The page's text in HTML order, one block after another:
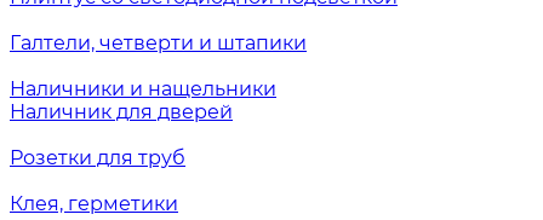
Галтели, четверти и штапики
Наличники и нащельники
Наличник для дверей
Розетки для труб
Клея, герметики